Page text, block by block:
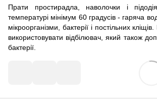
Прати простирадла, наволочки і
температурі мінімум 60 градусів - гаряча
мікроорганізми, бактерії і постільних
використовувати відбілювач, який також
бактерії.